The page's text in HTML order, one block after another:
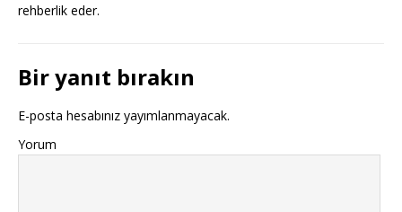
rehberlik eder.
Bir yanıt bırakın
E-posta hesabınız yayımlanmayacak.
Yorum